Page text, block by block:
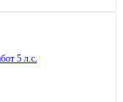
5 л.с.